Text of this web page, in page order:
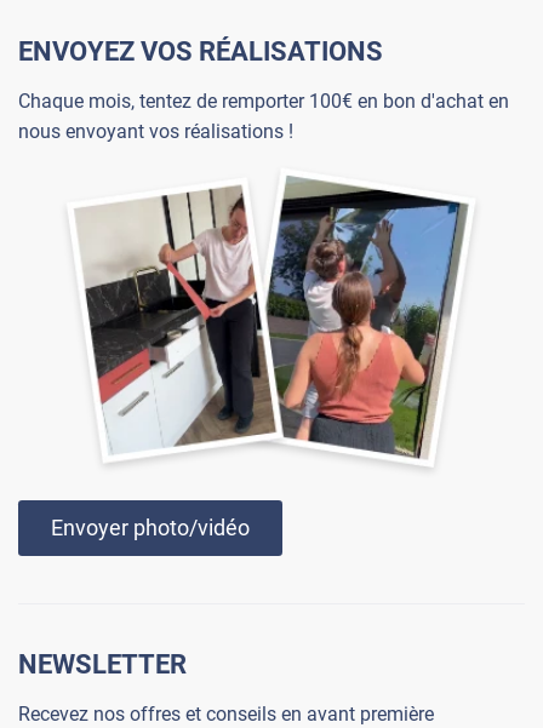
ENVOYEZ VOS RÉALISATIONS
Chaque mois, tentez de remporter 100€ en bon d'achat en
nous envoyant vos réalisations !
Envoyer photo/vidéo
NEWSLETTER
Recevez nos offres et conseils en avant première